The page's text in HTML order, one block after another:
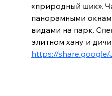
«природный шик».
панорамными
видами на парк.
элитном хану и дичи.
https://share.google/